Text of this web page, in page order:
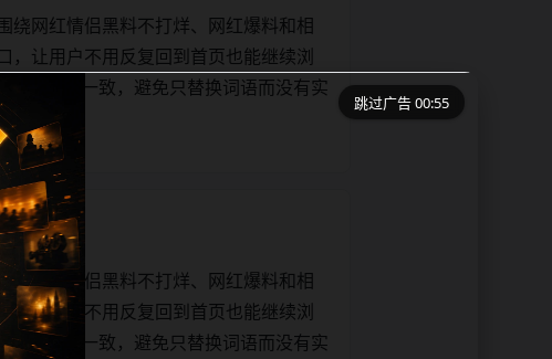
绕网红情侣黑料不打烊、网红爆料和相
，让用户不用反复回到首页也能继续浏
词保持一致，避免只替换词语而没有实
绕网红情侣黑料不打烊、网红爆料和相
，让用户不用反复回到首页也能继续浏
词保持一致，避免只替换词语而没有实
跳过广告 00:55